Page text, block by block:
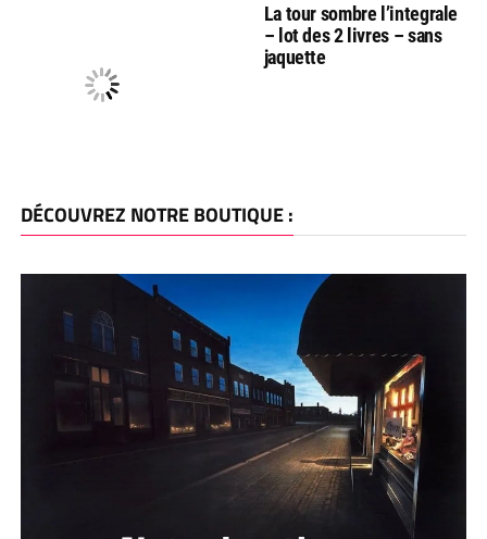
La tour sombre l’integrale
– lot des 2 livres – sans
jaquette
DÉCOUVREZ NOTRE BOUTIQUE :